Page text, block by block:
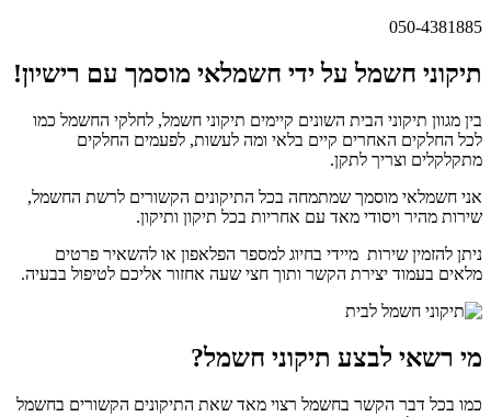
050-4381885
תיקוני חשמל על ידי חשמלאי מוסמך עם רישיון!
בין מגוון תיקוני הבית השונים קיימים תיקוני חשמל, לחלקי החשמל כמו
לכל החלקים האחרים קיים בלאי ומה לעשות, לפעמים החלקים
מתקלקלים וצריך לתקן.
אני חשמלאי מוסמך שמתמחה בכל התיקונים הקשורים לרשת החשמל,
שירות מהיר ויסודי מאד עם אחריות בכל תיקון ותיקון.
ניתן להזמין שירות מיידי בחיוג למספר הפלאפון או להשאיר פרטים
מלאים בעמוד יצירת הקשר ותוך חצי שעה אחזור אליכם לטיפול בבעיה.
מי רשאי לבצע תיקוני חשמל?
כמו בכל דבר הקשר בחשמל רצוי מאד שאת התיקונים הקשורים בחשמל